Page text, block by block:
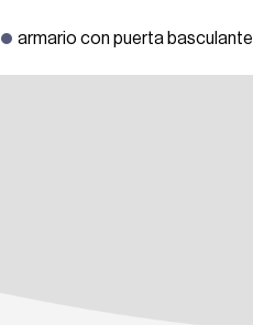
armario con puerta basculante